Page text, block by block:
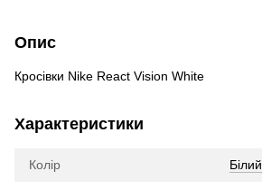
Опис
Кросівки Nike React Vision White
Характеристики
Колір Білий